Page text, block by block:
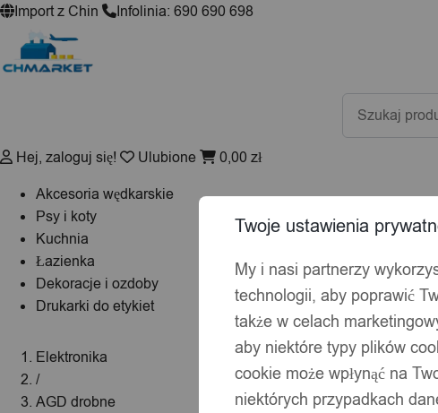
Import z Chin
Infolinia: 690 690 698
Wyszukiwarka
produktów
Hej, zaloguj się! Ulubione 0,00 zł
Akcesoria wędkarskie
Psy i koty
Kuchnia
Łazienka
Dekoracje i ozdoby
Drukarki do etykiet
Elektronika
/
AGD drobne
Twoje ustawienia
My i nasi partnerzy
technologii, aby poprawić
także w celach
aby niektóre typy plików
cookie może wpłynąć na
niektórych przypadkach